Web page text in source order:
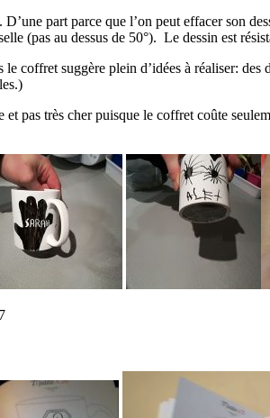
part parce que l’on peut effacer son
(pas au dessus de 50°). Le dessin est
coffret suggère plein d’idées à réaliser:
et pas très cher puisque le coffret coûte